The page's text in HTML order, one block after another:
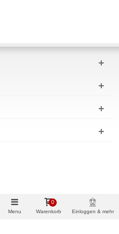
Menu Warenkorb
0
Einloggen & mehr